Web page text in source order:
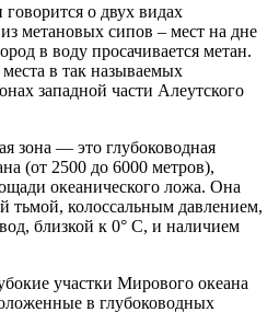
о двух видах
метановых сипов – мест на дне
в воду просачивается метан.
в так называемых
западной части Алеутского
зона — это глубоководная
(от 2500 до 6000 метров),
океанического ложа. Она
тьмой, колоссальным давлением,
близкой к 0° C, и наличием
участки Мирового океана
в глубоководных